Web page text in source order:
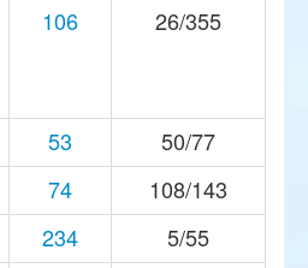
106 26/355
53
50/77
74
108/143
234
5/55